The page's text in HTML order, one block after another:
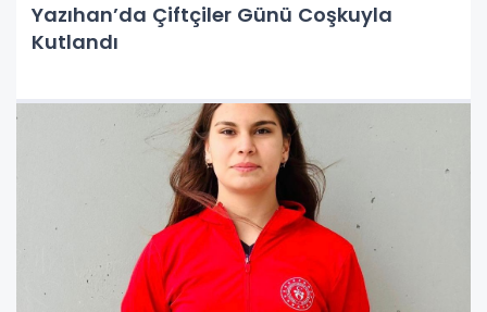
Yazıhan’da Çiftçiler Günü Coşkuyla
Kutlandı